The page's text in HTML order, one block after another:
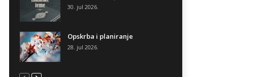
30. jul 2026.
Opskrba i planiranje
28. jul 2026.